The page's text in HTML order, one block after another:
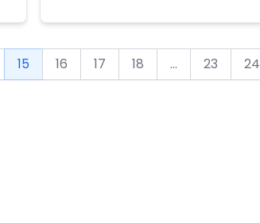
a hongkongi...
15 16 17 18 ... 23 24